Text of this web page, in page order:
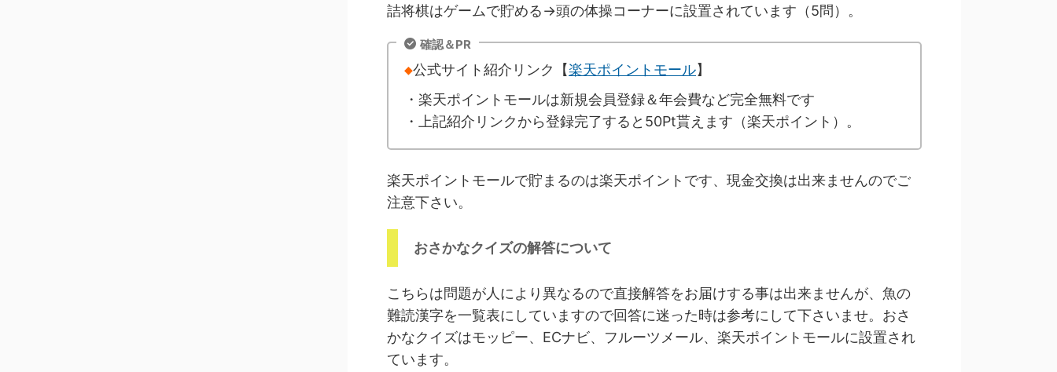
詰将棋はゲームで貯める→頭の体操コーナーに設置されています（5問）。
確認＆PR
◆公式サイト紹介リンク【楽天ポイントモール】
・楽天ポイントモールは新規会員登録＆年会費など完全無料です
・上記紹介リンクから登録完了すると50Pt貰えます（楽天ポイント）。
楽天ポイントモールで貯まるのは楽天ポイントです、現金交換は出来ませんのでご
注意下さい。
おさかなクイズの解答について
こちらは問題が人により異なるので直接解答をお届けする事は出来ませんが、魚の
難読漢字を一覧表にしていますので回答に迷った時は参考にして下さいませ。おさ
かなクイズはモッピー、ECナビ、フルーツメール、楽天ポイントモールに設置され
ています。